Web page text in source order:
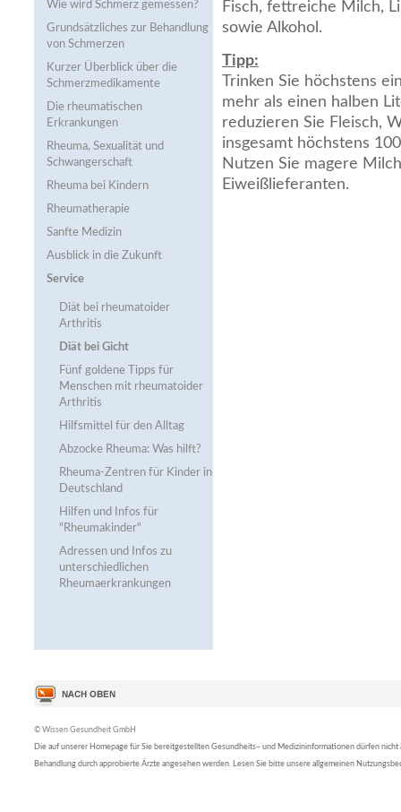
Wie wird Schmerz gemessen?
Grundsätzliches zur Behandlung
von Schmerzen
Kurzer Überblick über die
Schmerzmedikamente
Die rheumatischen
Erkrankungen
Rheuma, Sexualität und
Schwangerschaft
Rheuma bei Kindern
Rheumatherapie
Sanfte Medizin
Ausblick in die Zukunft
Service
Diät bei rheumatoider
Arthritis
Diät bei Gicht
Fünf goldene Tipps für
Menschen mit rheumatoider
Arthritis
Hilfsmittel für den Alltag
Abzocke Rheuma: Was hilft?
Rheuma-Zentren für Kinder in
Deutschland
Hilfen und Infos für
"Rheumakinder"
Adressen und Infos zu
unterschiedlichen
Rheumaerkrankungen
Fisch, fettreiche Milch,
sowie Alkohol.
Tipp:
Trinken Sie höchstens
mehr als einen halben
reduzieren Sie Fleisch,
insgesamt höchstens
Nutzen Sie magere
Eiweißlieferanten.
© Wissen Gesundheit GmbH
Die auf unserer Homepage für Sie bereitgestellten Gesundheits– und Medizininformationen dürfen nicht
Behandlung durch approbierte Ärzte angesehen werden. Lesen Sie bitte unsere allgemeinen